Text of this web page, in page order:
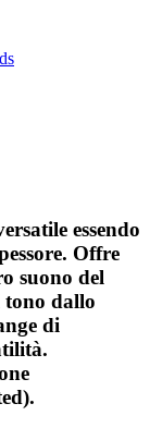
essendo
Offre
suono del
tono dallo
di